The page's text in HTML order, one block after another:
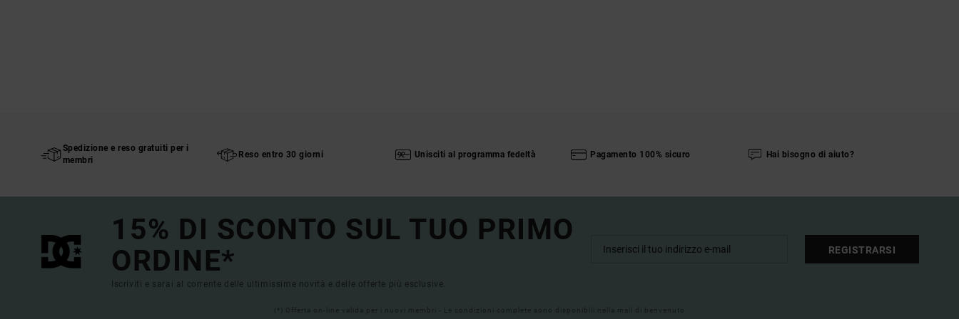
Spedizione e reso gratuiti per i
membri
Reso entro 30 giorni Unisciti al programma fedeltà Pagamento 100% sicuro Hai bisogno di aiuto?
15% DI SCONTO SUL TUO PRIMO
ORDINE*
Iscriviti e sarai al corrente delle ultimissime novità e delle offerte più esclusive.
REGISTRARSI
(*) Offerta on-line valida per i nuovi membri - Le condizioni complete sono disponibili nella mail di benvenuto